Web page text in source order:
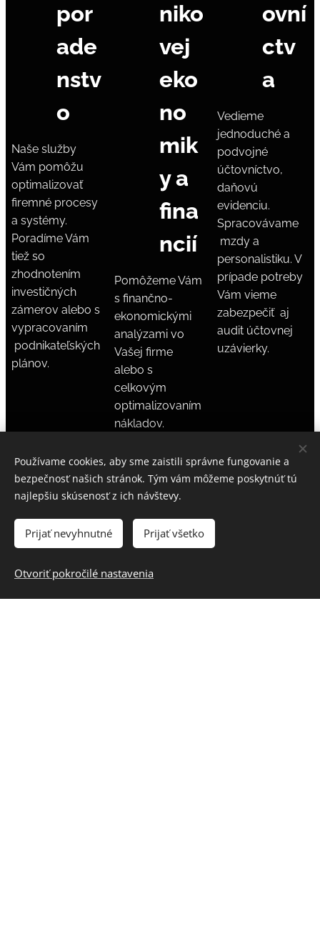
por
ade
nstv
o
Naše služby
Vám pomôžu
optimalizovať
firemné procesy
a systémy.
Poradíme Vám
tiež so
zhodnotením
investičných
zámerov alebo s
vypracovaním
podnikateľských
plánov.
niko
vej
eko
no
mik
y a
fina
ncií
Pomôžeme Vám
s finančno-
ekonomickými
analýzami vo
Vašej firme
alebo s
celkovým
optimalizovaním
nákladov.
ovní
ctv
a
Vedieme
jednoduché a
podvojné
účtovníctvo,
daňovú
evidenciu.
Spracovávame
mzdy a
personalistiku. V
prípade potreby
Vám vieme
zabezpečiť aj
audit účtovnej
uzávierky.
Používame cookies, aby sme zaistili správne fungovanie a
bezpečnosť našich stránok. Tým vám môžeme poskytnúť tú
najlepšiu skúsenosť z ich návštevy.
Prijať nevyhnutné Prijať všetko
Otvoriť pokročilé nastavenia